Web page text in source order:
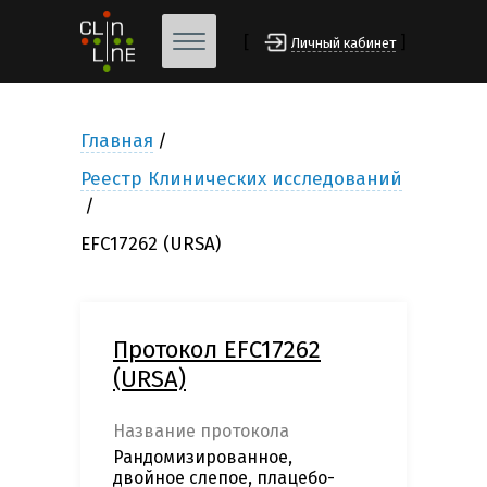
Личный кабинет
Главная
Реестр Клинических исследований
EFC17262 (URSA)
Протокол EFC17262
(URSA)
Название протокола
Рандомизированное,
двойное слепое, плацебо-